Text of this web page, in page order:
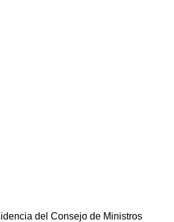
del Consejo de Ministros